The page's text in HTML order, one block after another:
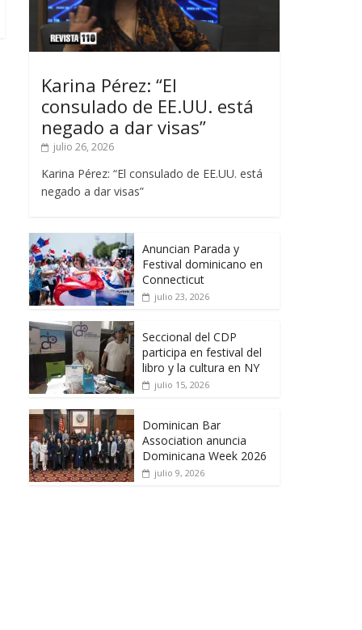
Karina Pérez: “El
consulado de EE.UU. está
negado a dar visas”
julio 26, 2026
Karina Pérez: “El consulado de EE.UU. está
negado a dar visas”
Anuncian Parada y
Festival dominicano en
Connecticut
julio 23, 2026
Seccional del CDP
participa en festival del
libro y la cultura en NY
julio 15, 2026
Dominican Bar
Association anuncia
Dominicana Week 2026
julio 9, 2026